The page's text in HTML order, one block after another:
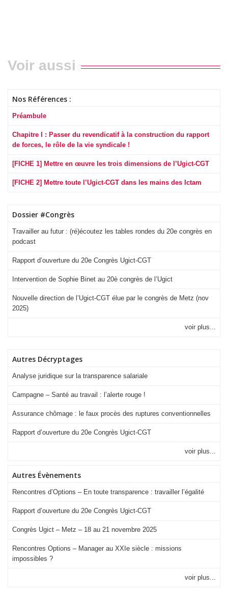
Voir aussi
Nos Références :
Préambule
Chapitre I : Passer du revendicatif à la construction du rapport
de forces, le rôle de la vie syndicale !
[FICHE 1] Mettre en œuvre les trois dimensions de l’Ugict-CGT
[FICHE 2] Mettre toute l’Ugict-CGT dans les mains des Ictam
Dossier #Congrès
Travailler au futur : (ré)écoutez les tables rondes du 20e congrès en
podcast
Rapport d’ouverture du 20e Congrès Ugict-CGT
Intervention de Sophie Binet au 20è congrès de l’Ugict
Nouvelle direction de l’Ugict-CGT élue par le congrès de Metz (nov
2025)
voir plus...
Autres Décryptages
Analyse juridique sur la transparence salariale
Campagne – Santé au travail : l’alerte rouge !
Assurance chômage : le faux procès des ruptures conventionnelles
Rapport d’ouverture du 20e Congrès Ugict-CGT
voir plus...
Autres Évènements
Rencontres d’Options – En toute transparence : travailler l’égalité
Rapport d’ouverture du 20e Congrès Ugict-CGT
Congrès Ugict – Metz – 18 au 21 novembre 2025
Rencontres Options – Manager au XXIe siècle : missions
impossibles ?
voir plus...